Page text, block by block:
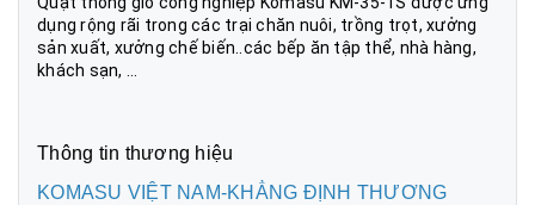
dụng rộng rãi trong các trại chăn nuôi, trồng trọt, xưởng
sản xuất, xưởng chế biến..các bếp ăn tập thể, nhà hàng,
khách sạn, ...
Thông tin thương hiệu
KOMASU VIỆT NAM-KHẲNG ĐỊNH THƯƠNG